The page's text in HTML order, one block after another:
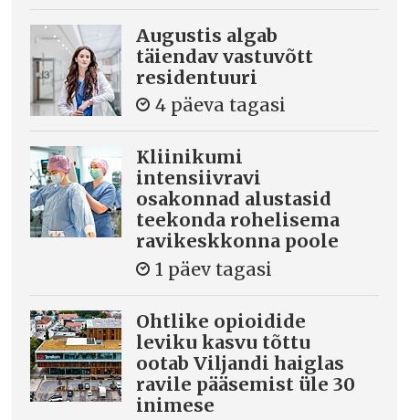
Augustis algab
täiendav vastuvõtt
residentuuri
4 päeva tagasi
Kliinikumi
intensiivravi
osakonnad alustasid
teekonda rohelisema
ravikeskkonna poole
1 päev tagasi
Ohtlike opioidide
leviku kasvu tõttu
ootab Viljandi haiglas
ravile pääsemist üle 30
inimese